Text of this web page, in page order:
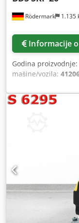
Rödermark 1.135
Informacije
Godina proizvodnje:
mašine/vozila:
Dkedpfji Ab Unex
glave sa
45° - 60 ° - Vozi
450 x D 300 x H